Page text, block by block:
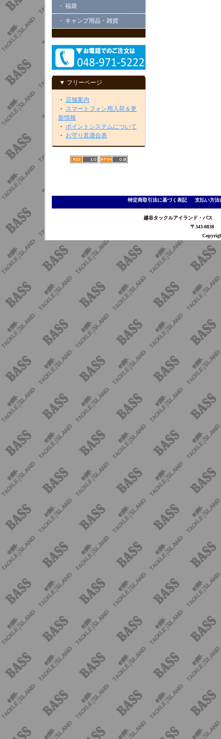
・ 福袋
・ キャンプ用品・雑貨
▼ フリーページ
・ 店舗案内
・ スマートフォン用入荷＆更
新情報
・ ポイントシステムについて
・ お守り君適合表
特定商取引法に基づく表記｜ 支払い方法
越谷タックルアイランド・バ
〒343-0838